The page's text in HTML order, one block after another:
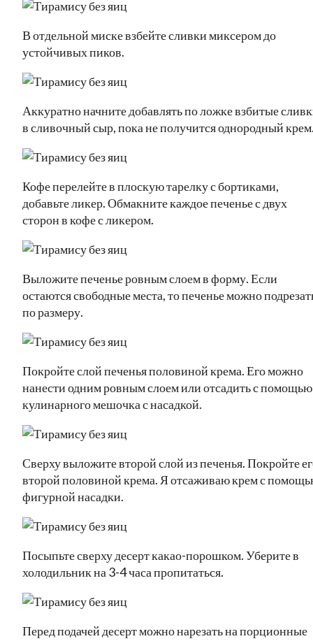
В отдельной миске взбейте сливки миксером до
устойчивых пиков.
Аккуратно начните добавлять по ложке взбитые
в сливочный сыр, пока не получится однородный
Кофе перелейте в плоскую тарелку с бортиками,
добавьте ликер. Обмакните каждое печенье с двух
сторон в кофе с ликером.
Выложите печенье ровным слоем в форму. Если
остаются свободные места, то печенье можно
по размеру.
Покройте слой печенья половиной крема. Его можно
нанести одним ровным слоем или отсадить с помощью
кулинарного мешочка с насадкой.
Сверху выложите второй слой из печенья. Покройте
второй половиной крема. Я отсаживаю крем с
фигурной насадки.
Посыпьте сверху десерт какао-порошком. Уберите в
холодильник на 3-4 часа пропитаться.
Перед подачей десерт можно нарезать на порционные